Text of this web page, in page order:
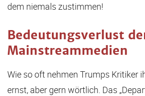
dem niemals zustimmen!
Bedeutungsverlust
Mainstreammedien
Wie so oft nehmen Trumps Kritiker
ernst, aber gern wörtlich. Das